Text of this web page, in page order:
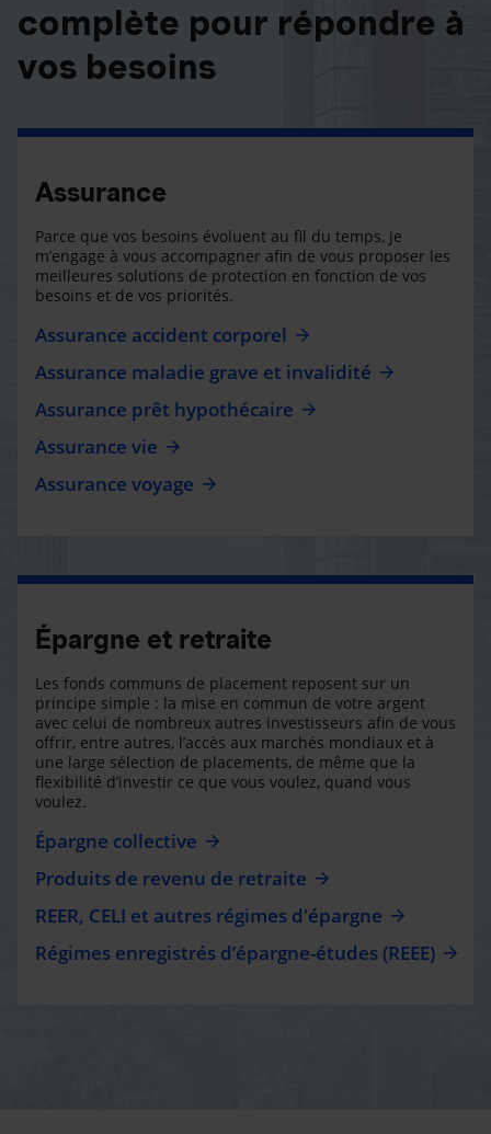
complète pour répondre à
vos besoins
Assurance
Parce que vos besoins évoluent au fil du temps, je
m’engage à vous accompagner afin de vous proposer les
meilleures solutions de protection en fonction de vos
besoins et de vos priorités.
Assurance accident corporel
Assurance maladie grave et invalidité
Assurance prêt hypothécaire
Assurance vie
Assurance voyage
Épargne et retraite
Les fonds communs de placement reposent sur un
principe simple : la mise en commun de votre argent
avec celui de nombreux autres investisseurs afin de vous
offrir, entre autres, l’accès aux marchés mondiaux et à
une large sélection de placements, de même que la
flexibilité d’investir ce que vous voulez, quand vous
voulez.
Épargne collective
Produits de revenu de retraite
REER, CELI et autres régimes d'épargne
Régimes enregistrés d’épargne-études (REEE)